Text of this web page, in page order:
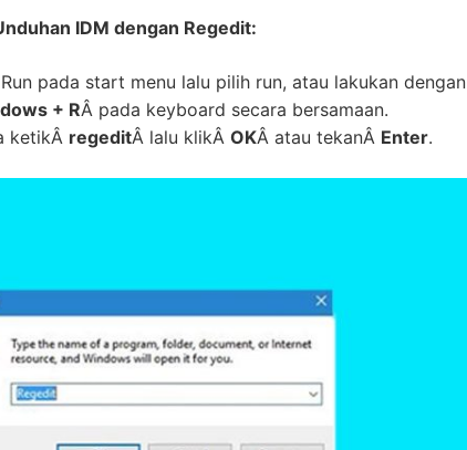
IDM dengan Regedit:
pada start menu lalu pilih run, atau lakukan dengan
+ RÂ pada keyboard secara bersamaan.
ketikÂ regeditÂ lalu klikÂ OKÂ atau tekanÂ Enter.